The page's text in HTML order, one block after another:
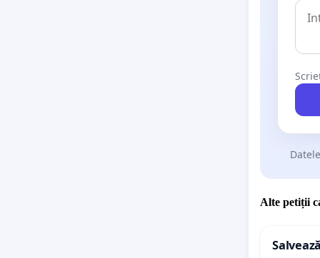
Alte petiții